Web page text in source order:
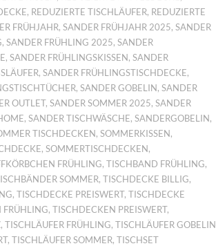
, REDUZIERTE TISCHLÄUFER, REDUZIERTE
FRÜHJAHR, SANDER FRÜHJAHR 2025, SANDER
, SANDER FRÜHLING 2025, SANDER
, SANDER FRÜHLINGSKISSEN, SANDER
, SANDER FRÜHLINGSTISCHDECKE,
, SANDER GOBELIN, SANDER
OUTLET, SANDER SOMMER 2025, SANDER
, SANDER TISCHWÄSCHE, SANDERGOBELIN,
TISCHDECKEN, SOMMERKISSEN,
, SOMMERTISCHDECKEN,
FRÜHLING, TISCHBAND FRÜHLING,
SOMMER, TISCHDECKE BILLIG,
, TISCHDECKE PREISWERT, TISCHDECKE
FRÜHLING, TISCHDECKEN PREISWERT,
, TISCHLÄUFER FRÜHLING, TISCHLÄUFER GOBELIN
, TISCHLÄUFER SOMMER, TISCHSET